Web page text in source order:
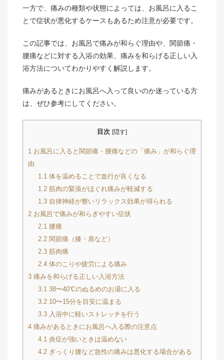
一方で、痛みの種類や状態によっては、お風呂に入るこ
とで症状が悪化するケースもあるため注意が必要です。
この記事では、お風呂で痛みが和らぐ理由や、関節痛・
腰痛などに対する入浴の効果、痛みを和らげる正しい入
浴方法についてわかりやすく解説します。
痛みがあるときにお風呂へ入って良いのか迷っている方
は、ぜひ参考にしてください。
目次 [隠す]
1 お風呂に入ると関節痛・腰痛などの「痛み」が和らぐ理
由
1.1体を温めることで血行が良くなる
1.2筋肉の緊張がほぐれ痛みが軽減する
1.3自律神経が整いリラックス効果が得られる
2 お風呂で痛みが和らぎやすい症状
2.1腰痛
2.2関節痛（膝・肩など）
2.3筋肉痛
2.4体のこりや疲労による痛み
3 痛みを和らげる正しい入浴方法
3.138〜40℃のぬるめのお湯に入る
3.210〜15分を目安に温まる
3.3入浴中に軽いストレッチを行う
4 痛みがあるときにお風呂へ入る際の注意点
4.1炎症が強いときは温めない
4.2ぎっくり腰など急性の痛みは悪化する場合がある